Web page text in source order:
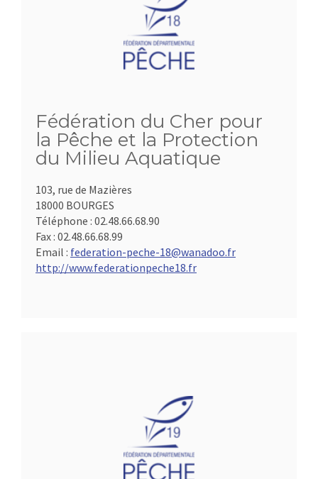
Fédération du Cher pour
la Pêche et la Protection
du Milieu Aquatique
103, rue de Mazières
18000 BOURGES
Téléphone : 02.48.66.68.90
Fax : 02.48.66.68.99
Email : federation-peche-18@wanadoo.fr
http://www.federationpeche18.fr